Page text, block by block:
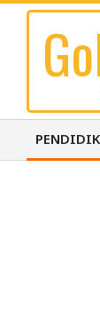
Skip
content
Primary